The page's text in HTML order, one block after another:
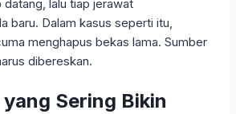
lalu tiap jerawat
baru. Dalam kasus seperti itu,
menghapus bekas lama. Sumber
dibereskan.
Sering Bikin